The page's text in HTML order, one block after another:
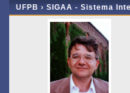
UFPB › SIGAA - Sistema